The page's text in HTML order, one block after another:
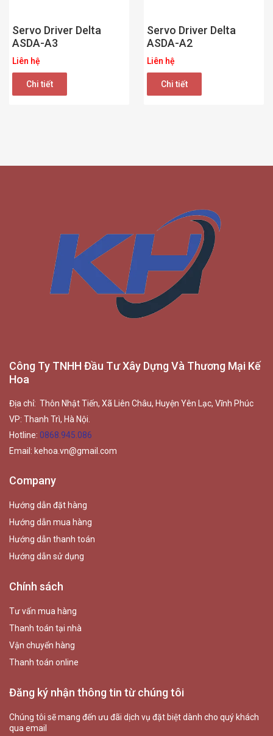
Servo Driver Delta
ASDA-A3
Liên hệ
Chi tiết
Servo Driver Delta
ASDA-A2
Liên hệ
Chi tiết
Công Ty TNHH Đầu Tư Xây Dựng Và Thương Mại Kế
Hoa
Địa chỉ: Thôn Nhật Tiến, Xã Liên Châu, Huyện Yên Lạc, Vĩnh Phúc
VP: Thanh Trì, Hà Nội.
Hotline: 0868.945.086
Email: kehoa.vn@gmail.com
Company
Hướng dẫn đặt hàng
Hướng dẫn mua hàng
Hướng dẫn thanh toán
Hướng dẫn sử dụng
Chính sách
Tư vấn mua hàng
Thanh toán tại nhà
Vận chuyển hàng
Thanh toán online
Đăng ký nhận thông tin từ chúng tôi
Chúng tôi sẽ mang đến ưu đãi dịch vụ đặt biệt dành cho quý khách
qua email